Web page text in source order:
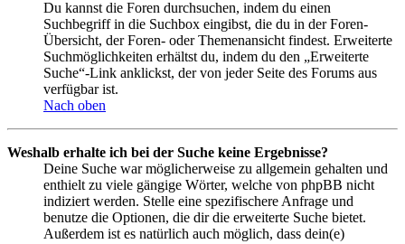
Du kannst die Foren durchsuchen, indem du einen
Suchbegriff in die Suchbox eingibst, die du in der Foren-
Übersicht, der Foren- oder Themenansicht findest. Erweiterte
Suchmöglichkeiten erhältst du, indem du den „Erweiterte
Suche“-Link anklickst, der von jeder Seite des Forums aus
verfügbar ist.
Nach oben
Weshalb erhalte ich bei der Suche keine Ergebnisse?
Deine Suche war möglicherweise zu allgemein gehalten und
enthielt zu viele gängige Wörter, welche von phpBB nicht
indiziert werden. Stelle eine spezifischere Anfrage und
benutze die Optionen, die dir die erweiterte Suche bietet.
Außerdem ist es natürlich auch möglich, dass dein(e)